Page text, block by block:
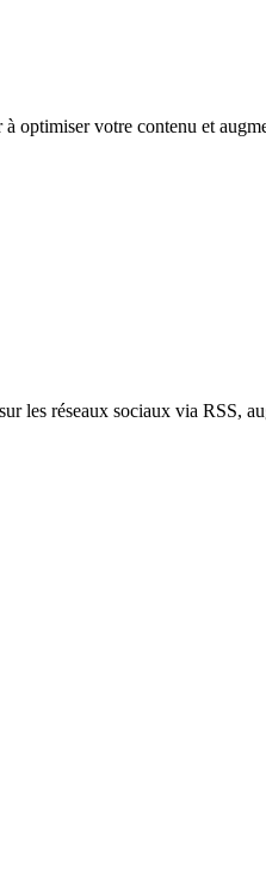
optimiser votre contenu et
les réseaux sociaux via RSS,